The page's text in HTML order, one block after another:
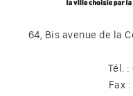
64, Bis avenue de la
Tél.
Fax